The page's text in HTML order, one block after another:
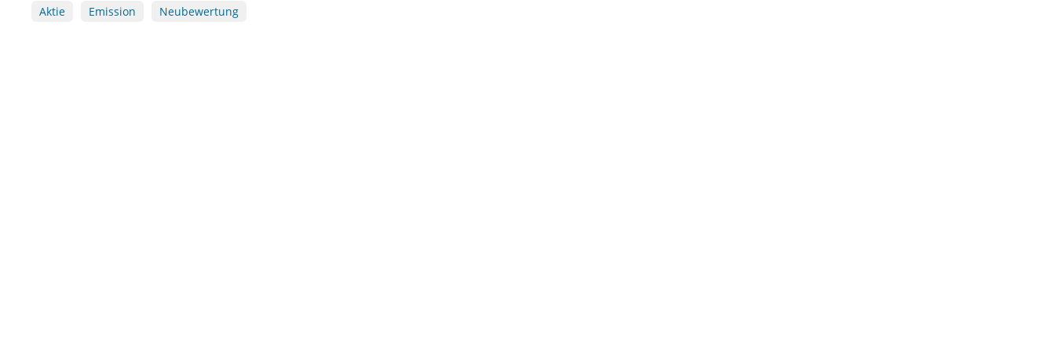
Aktie Emission Neubewertung